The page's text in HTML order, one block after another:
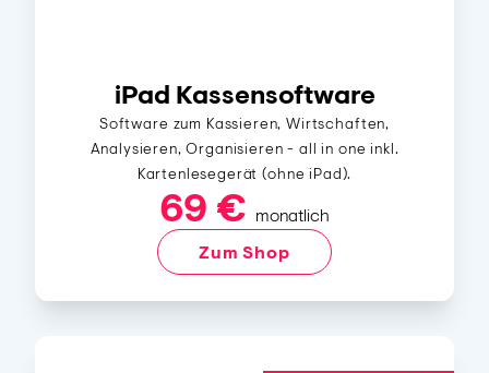
iPad Kassensoftware
Software zum Kassieren, Wirtschaften,
Analysieren, Organisieren - all in one inkl.
Kartenlesegerät (ohne iPad).
69 € monatlich
Zum Shop